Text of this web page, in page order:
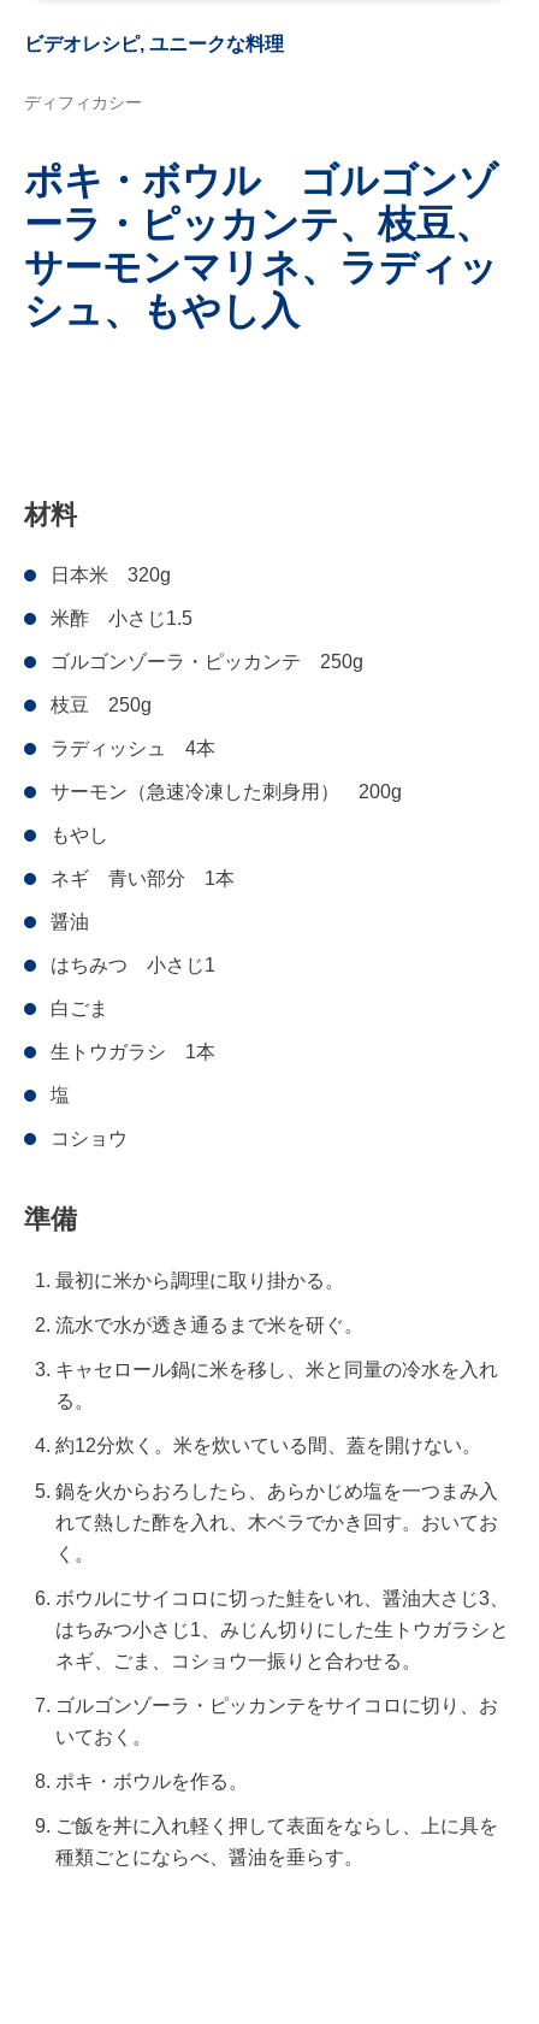
ビデオレシピ, ユニークな料理
ディフィカシー
ポキ・ボウル ゴルゴンゾ
ーラ・ピッカンテ、枝豆、
サーモンマリネ、ラディッ
シュ、もやし入
材料
日本米 320g
米酢 小さじ1.5
ゴルゴンゾーラ・ピッカンテ 250g
枝豆 250g
ラディッシュ 4本
サーモン（急速冷凍した刺身用） 200g
もやし
ネギ 青い部分 1本
醤油
はちみつ 小さじ1
白ごま
生トウガラシ 1本
塩
コショウ
準備
最初に米から調理に取り掛かる。
流水で水が透き通るまで米を研ぐ。
キャセロール鍋に米を移し、米と同量の冷水を入れ
る。
約12分炊く。米を炊いている間、蓋を開けない。
鍋を火からおろしたら、あらかじめ塩を一つまみ入
れて熱した酢を入れ、木ベラでかき回す。おいてお
く。
ボウルにサイコロに切った鮭をいれ、醤油大さじ3、
はちみつ小さじ1、みじん切りにした生トウガラシと
ネギ、ごま、コショウ一振りと合わせる。
ゴルゴンゾーラ・ピッカンテをサイコロに切り、お
いておく。
ポキ・ボウルを作る。
ご飯を丼に入れ軽く押して表面をならし、上に具を
種類ごとにならべ、醤油を垂らす。